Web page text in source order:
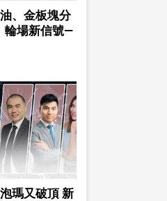
、金板塊分
輪場新信號—
瑪又破頂 新